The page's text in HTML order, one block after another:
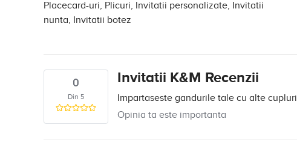
Placecard-uri, Plicuri, Invitatii personalizate, Invitatii
nunta, Invitatii botez
0
Din 5
Invitatii K&M Recenzii
Impartaseste gandurile tale cu alte cupluri
Opinia ta este importanta